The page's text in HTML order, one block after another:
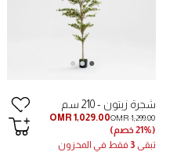
شجرة زيتون - 210 سم
OMR 1,029.00OMR 1,299.00
(21% خصم)
تبقى 3 فقط في المخزون